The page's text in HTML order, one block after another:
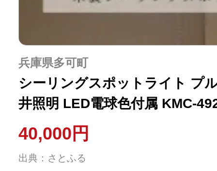
兵庫県多可町
シーリングスポットライト プ
井照明 LED電球色付属 KMC-
40,000円
出典：さとふる